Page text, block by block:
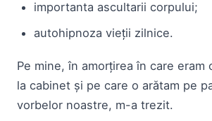
importanta ascultarii corpului;
autohipnoza vieții zilnice.
Pe mine, în amorțirea în care eram
la cabinet și pe care o arătam pe
vorbelor noastre, m-a trezit.